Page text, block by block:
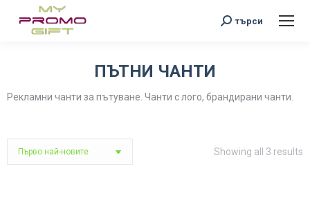
Search:
търси
ПЪТНИ ЧАНТИ
You are here:
Рекламни чанти за пътуване. Чанти с лого, брандирани чанти.
Showing all 3 results